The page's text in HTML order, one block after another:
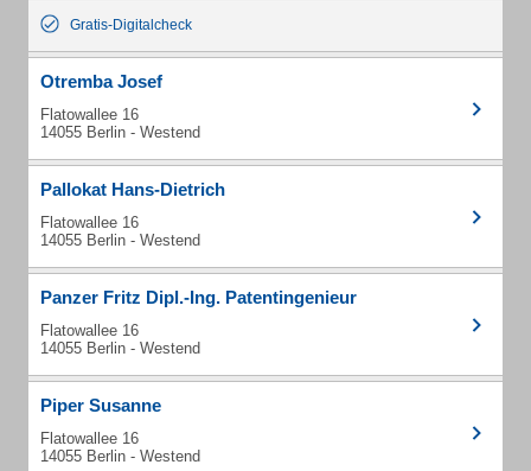
Gratis-Digitalcheck
Otremba Josef
Flatowallee 16
14055 Berlin - Westend
Pallokat Hans-Dietrich
Flatowallee 16
14055 Berlin - Westend
Panzer Fritz Dipl.-Ing. Patentingenieur
Flatowallee 16
14055 Berlin - Westend
Piper Susanne
Flatowallee 16
14055 Berlin - Westend